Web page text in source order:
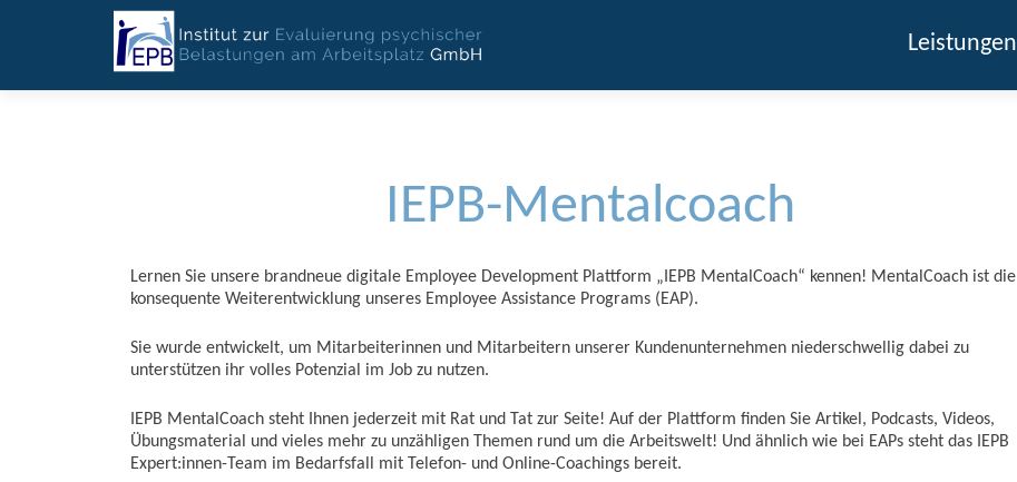
Leistungen
IEPB-Mentalcoach
Lernen Sie unsere brandneue digitale Employee Development Plattform „IEPB MentalCoach“ kennen! MentalCoach ist die
konsequente Weiterentwicklung unseres Employee Assistance Programs (EAP).
Sie wurde entwickelt, um Mitarbeiterinnen und Mitarbeitern unserer Kundenunternehmen niederschwellig dabei zu
unterstützen ihr volles Potenzial im Job zu nutzen.
IEPB MentalCoach steht Ihnen jederzeit mit Rat und Tat zur Seite! Auf der Plattform finden Sie Artikel, Podcasts, Videos,
Übungsmaterial und vieles mehr zu unzähligen Themen rund um die Arbeitswelt! Und ähnlich wie bei EAPs steht das IEPB
Expert:innen-Team im Bedarfsfall mit Telefon- und Online-Coachings bereit.